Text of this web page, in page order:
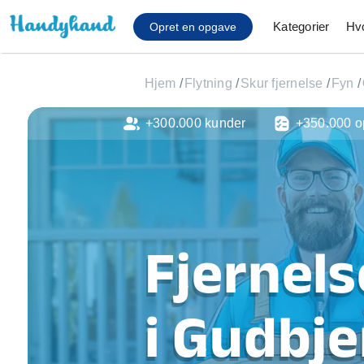
Opret en opgave Kategorier
Affaldsfjernelse
Afhentning af
Anlæg af terrasse
Cykel reparation
Flyttehjælp
Gulvlaminering
Hårde hvidevare
Hjælp til mobil, pc,
Installation af
Møbelsamling og
Ophængning af
Hjem / Flytning /Skur fjernelse / Fyn /
i
+300.000 kunder +350.000